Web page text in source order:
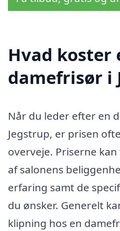
Hvad koster
damefrisør i
Når du leder efter en
Jegstrup, er prisen
overveje. Priserne
af salonens
erfaring samt de
du ønsker. Generelt
klipning hos en